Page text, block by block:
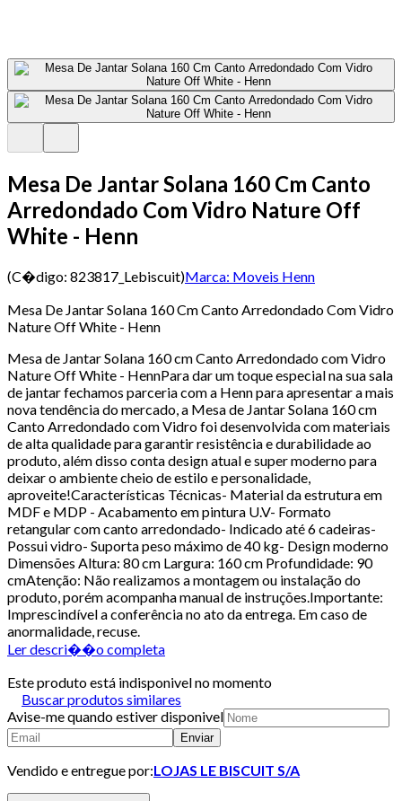
Mesa De Jantar Solana 160 Cm Canto
Arredondado Com Vidro Nature Off
White - Henn
(C�digo: 823817_Lebiscuit)Marca: Moveis Henn
Mesa De Jantar Solana 160 Cm Canto Arredondado Com Vidro
Nature Off White - Henn
Mesa de Jantar Solana 160 cm Canto Arredondado com Vidro
Nature Off White - HennPara dar um toque especial na sua sala
de jantar fechamos parceria com a Henn para apresentar a mais
nova tendência do mercado, a Mesa de Jantar Solana 160 cm
Canto Arredondado com Vidro foi desenvolvida com materiais
de alta qualidade para garantir resistência e durabilidade ao
produto, além disso conta design atual e super moderno para
deixar o ambiente cheio de estilo e personalidade,
aproveite!Características Técnicas- Material da estrutura em
MDF e MDP - Acabamento em pintura U.V- Formato
retangular com canto arredondado- Indicado até 6 cadeiras-
Possui vidro- Suporta peso máximo de 40 kg- Design moderno
Dimensões Altura: 80 cm Largura: 160 cm Profundidade: 90
cmAtenção: Não realizamos a montagem ou instalação do
produto, porém acompanha manual de instruções.Importante:
Imprescindível a conferência no ato da entrega. Em caso de
anormalidade, recuse.
Ler descri��o completa
Este produto está indisponivel no momento
Buscar produtos similares
Avise-me quando estiver disponivel
Enviar
Vendido e entregue por:LOJAS LE BISCUIT S/A